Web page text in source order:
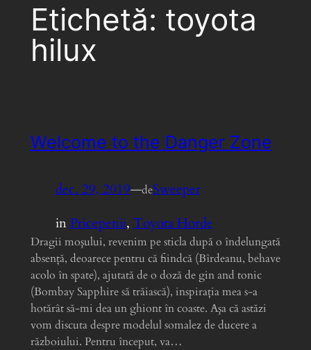
Etichetă: toyota
hilux
Welcome to the Danger Zone
dec. 29, 2019—deSweeper
inPricepenii, Toyota Horde
Dragii moşului, revenim pe sticla după o îndelungată
absenţă, deoarece pentru că fiindcă (Bîrdeanu, behave
acolo în spate), ajutată de o doză de gin and tonic
(Bombay Sapphire să trăiască), inspiraţia mea s-a
hotărât să-mi dea un ghiont în coaste. Aşa că astăzi
vom discuta despre modelul somalez de ducere a
războiului. Pentru început, va…